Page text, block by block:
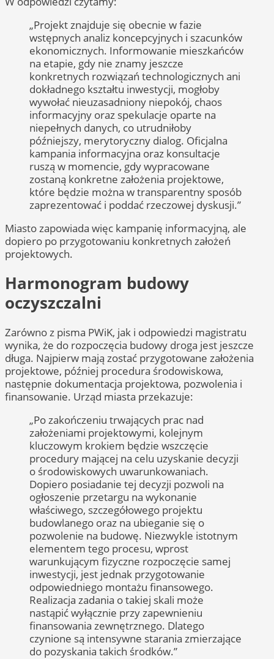
„Projekt znajduje się obecnie w fazie
wstępnych analiz koncepcyjnych i szacunków
ekonomicznych. Informowanie mieszkańców
na etapie, gdy nie znamy jeszcze
konkretnych rozwiązań technologicznych ani
dokładnego kształtu inwestycji, mogłoby
wywołać nieuzasadniony niepokój, chaos
informacyjny oraz spekulacje oparte na
niepełnych danych, co utrudniłoby
późniejszy, merytoryczny dialog. Oficjalna
kampania informacyjna oraz konsultacje
ruszą w momencie, gdy wypracowane
zostaną konkretne założenia projektowe,
które będzie można w transparentny sposób
zaprezentować i poddać rzeczowej dyskusji.”
Miasto zapowiada więc kampanię informacyjną, ale
dopiero po przygotowaniu konkretnych założeń
projektowych.
Harmonogram budowy
oczyszczalni
Zarówno z pisma PWiK, jak i odpowiedzi magistratu
wynika, że do rozpoczęcia budowy droga jest jeszcze
długa. Najpierw mają zostać przygotowane założenia
projektowe, później procedura środowiskowa,
następnie dokumentacja projektowa, pozwolenia i
finansowanie. Urząd miasta przekazuje:
„Po zakończeniu trwających prac nad
założeniami projektowymi, kolejnym
kluczowym krokiem będzie wszczęcie
procedury mającej na celu uzyskanie decyzji
o środowiskowych uwarunkowaniach.
Dopiero posiadanie tej decyzji pozwoli na
ogłoszenie przetargu na wykonanie
właściwego, szczegółowego projektu
budowlanego oraz na ubieganie się o
pozwolenie na budowę. Niezwykle istotnym
elementem tego procesu, wprost
warunkującym fizyczne rozpoczęcie samej
inwestycji, jest jednak przygotowanie
odpowiedniego montażu finansowego.
Realizacja zadania o takiej skali może
nastąpić wyłącznie przy zapewnieniu
finansowania zewnętrznego. Dlatego
czynione są intensywne starania zmierzające
do pozyskania takich środków.”